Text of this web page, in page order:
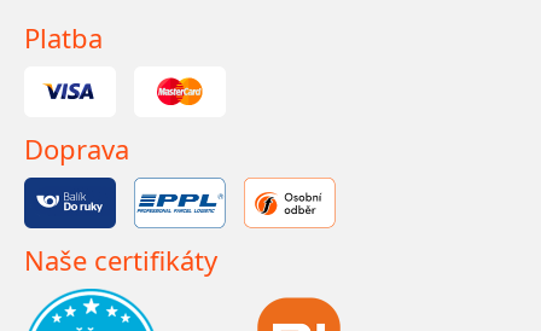
Platba
Doprava
Naše certifikáty